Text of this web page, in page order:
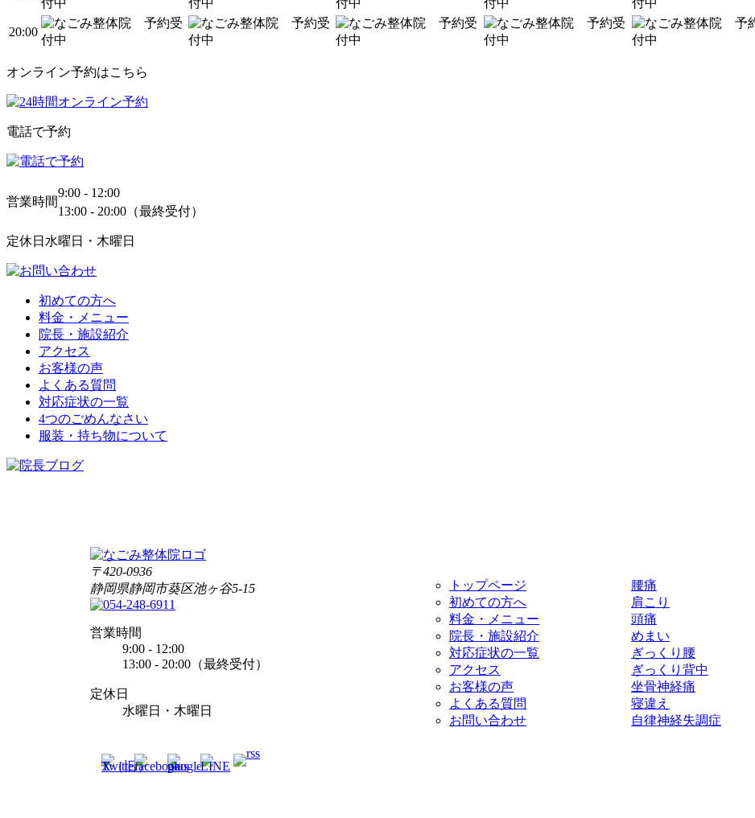
20:00
オンライン予約はこちら
電話で予約
営業時間
9:00 - 12:00
13:00 - 20:00（最終受付）
定休日 水曜日・木曜日
初めての方へ
料金・メニュー
院長・施設紹介
アクセス
お客様の声
よくある質問
対応症状の一覧
4つのごめんなさい
服装・持ち物について
〒420-0936
静岡県静岡市葵区池ヶ谷5-15
営業時間
9:00 - 12:00
13:00 - 20:00（最終受付）
定休日
水曜日・木曜日
トップページ
初めての方へ
料金・メニュー
院長・施設紹介
対応症状の一覧
アクセス
お客様の声
よくある質問
お問い合わせ
腰痛
肩こり
頭痛
めまい
ぎっくり腰
ぎっくり背中
坐骨神経痛
寝違え
自律神経失調症